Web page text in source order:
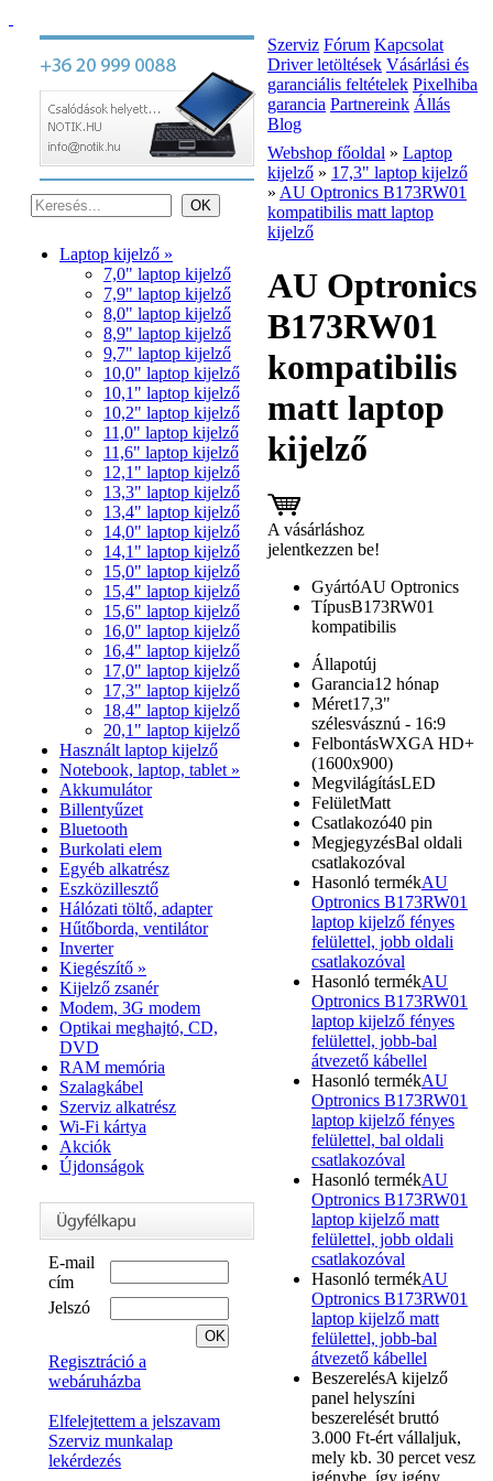
Laptop kijelző »
7,0" laptop kijelző
7,9" laptop kijelző
8,0" laptop kijelző
8,9" laptop kijelző
9,7" laptop kijelző
10,0" laptop kijelző
10,1" laptop kijelző
10,2" laptop kijelző
11,0" laptop kijelző
11,6" laptop kijelző
12,1" laptop kijelző
13,3" laptop kijelző
13,4" laptop kijelző
14,0" laptop kijelző
14,1" laptop kijelző
15,0" laptop kijelző
15,4" laptop kijelző
15,6" laptop kijelző
16,0" laptop kijelző
16,4" laptop kijelző
17,0" laptop kijelző
17,3" laptop kijelző
18,4" laptop kijelző
20,1" laptop kijelző
Használt laptop kijelző
Notebook, laptop, tablet »
Akkumulátor
Billentyűzet
Bluetooth
Burkolati elem
Egyéb alkatrész
Eszközillesztő
Hálózati töltő, adapter
Hűtőborda, ventilátor
Inverter
Kiegészítő »
Kijelző zsanér
Modem, 3G modem
Optikai meghajtó, CD,
DVD
RAM memória
Szalagkábel
Szerviz alkatrész
Wi-Fi kártya
Akciók
Újdonságok
E-mail
cím
Jelszó
Regisztráció a
webáruházba
Elfelejtettem a jelszavam
Szerviz munkalap
lekérdezés
Szerviz Fórum Kapcsolat
Driver letöltések Vásárlási és
garanciális feltételek Pixelhiba
garancia Partnereink Állás
Blog
Webshop főoldal » Laptop
kijelző » 17,3" laptop kijelző
» AU Optronics B173RW01
kompatibilis matt laptop
kijelző
AU Optronics
B173RW01
kompatibilis
matt laptop
kijelző
A vásárláshoz
jelentkezzen be!
GyártóAU Optronics
TípusB173RW01
kompatibilis
Állapotúj
Garancia12 hónap
Méret17,3"
szélesvásznú - 16:9
FelbontásWXGA HD+
(1600x900)
MegvilágításLED
FelületMatt
Csatlakozó40 pin
MegjegyzésBal oldali
csatlakozóval
Hasonló termékAU
Optronics B173RW01
laptop kijelző fényes
felülettel, jobb oldali
csatlakozóval
Hasonló termékAU
Optronics B173RW01
laptop kijelző fényes
felülettel, jobb-bal
átvezető kábellel
Hasonló termékAU
Optronics B173RW01
laptop kijelző fényes
felülettel, bal oldali
csatlakozóval
Hasonló termékAU
Optronics B173RW01
laptop kijelző matt
felülettel, jobb oldali
csatlakozóval
Hasonló termékAU
Optronics B173RW01
laptop kijelző matt
felülettel, jobb-bal
átvezető kábellel
BeszerelésA kijelző
panel helyszíni
beszerelését bruttó
3.000 Ft-ért vállaljuk,
mely kb. 30 percet vesz
igénybe, így igény